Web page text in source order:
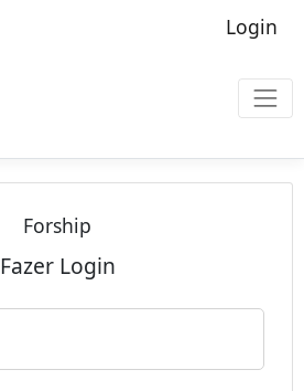
Login
Forship
Fazer Login